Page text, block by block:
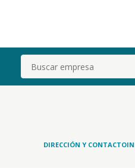
Buscar
DIRECCIÓN Y CONTACTO